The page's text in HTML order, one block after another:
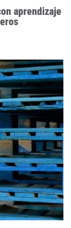
aprendizaje